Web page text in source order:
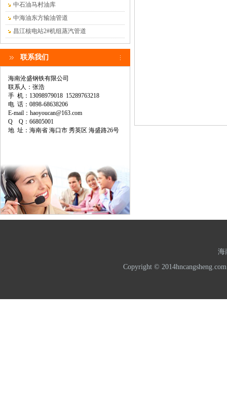
中石油马村油库
中海油东方输油管道
昌江核电站2#机组蒸汽管道
联系我们
海南沧盛钢铁有限公司
联系人：张浩
手 机：13098979018 15289763218
电 话：0898-68638206
E-mail：haoyoucan@163.com
Q Q：66805001
地 址：海南省 海口市 秀英区 海盛路26号
海
Copyright ©